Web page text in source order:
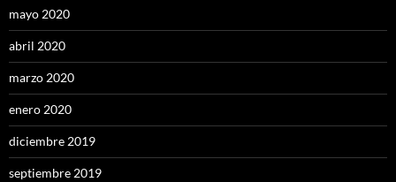
mayo 2020
abril 2020
marzo 2020
enero 2020
diciembre 2019
septiembre 2019